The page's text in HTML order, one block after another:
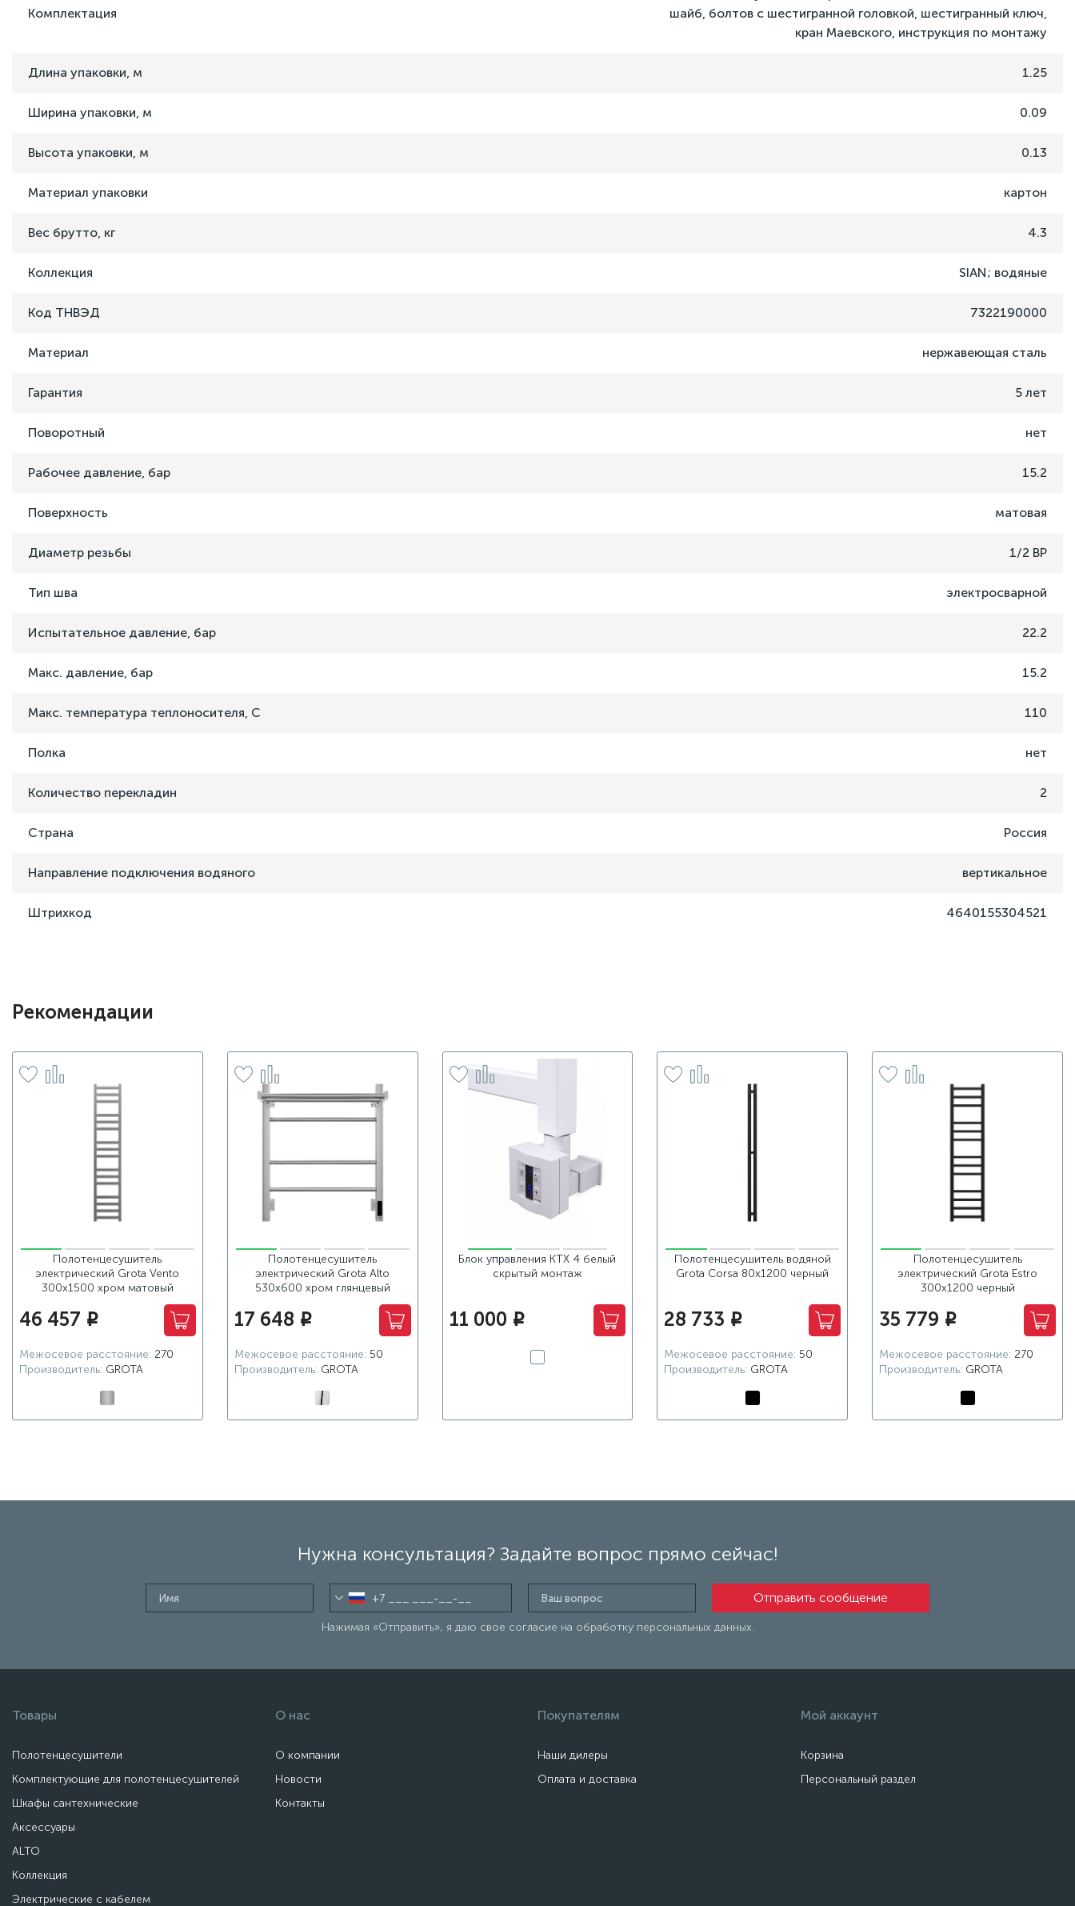
Комплектация
шайб, болтов с шестигранной головкой, шестигранный ключ,
кран Маевского, инструкция по монтажу
Длина упаковки, м 1.25
Ширина упаковки, м 0.09
Высота упаковки, м 0.13
Материал упаковки картон
Вес брутто, кг 4.3
Коллекция SIAN; водяные
Код ТНВЭД 7322190000
Материал нержавеющая сталь
Гарантия 5 лет
Поворотный нет
Рабочее давление, бар 15.2
Поверхность матовая
Диаметр резьбы 1/2 ВР
Тип шва электросварной
Испытательное давление, бар 22.2
Макс. давление, бар 15.2
Макс. температура теплоносителя, C 110
Полка нет
Количество перекладин 2
Страна Россия
Направление подключения водяного вертикальное
Штрихкод 4640155304521
Рекомендации
Полотенцесушитель
электрический Grota Vento
300x1500 хром матовый
46 457 i
Межосевое расстояние: 270
Производитель: GROTA
Полотенцесушитель
электрический Grota Alto
530х600 хром глянцевый
17 648 i
Межосевое расстояние: 50
Производитель: GROTA
Блок управления KTX 4 белый
скрытый монтаж
11 000 i
Полотенцесушитель водяной
Grota Corsa 80х1200 черный
28 733 i
Межосевое расстояние: 50
Производитель: GROTA
Полотенцесушитель
электрический Grota Estro
300x1200 черный
35 779 i
Межосевое расстояние: 270
Производитель: GROTA
Нужна консультация? Задайте вопрос прямо сейчас!
Нажимая «Отправить», я даю свое согласие на обработку персональных данных.
Товары
Полотенцесушители
Комплектующие для полотенцесушителей
Шкафы сантехнические
Аксессуары
ALTO
Коллекция
Электрические с кабелем
О нас
О компании
Новости
Контакты
Покупателям
Наши дилеры
Оплата и доставка
Мой аккаунт
Корзина
Персональный раздел